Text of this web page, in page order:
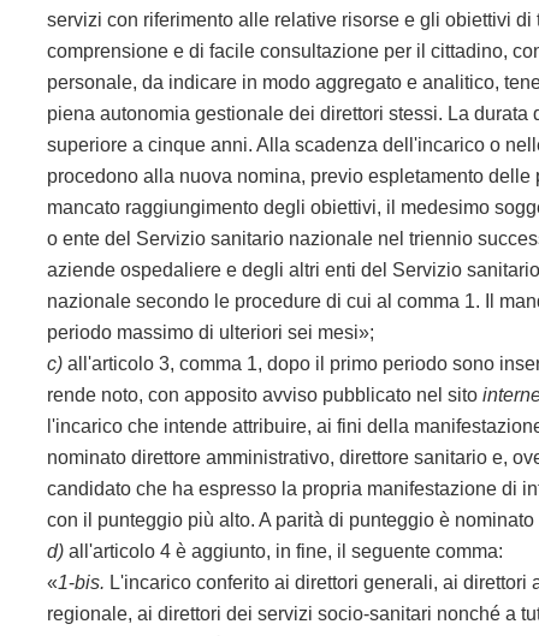
servizi con riferimento alle relative risorse e gli obiettivi
comprensione e di facile consultazione per il cittadino,
personale, da indicare in modo aggregato e analitico,
piena autonomia gestionale dei direttori stessi. La
superiore a cinque anni. Alla scadenza dell'incarico o
procedono alla nuova nomina, previo espletamento
mancato raggiungimento degli obiettivi, il medesimo
o ente del Servizio sanitario nazionale nel triennio
aziende ospedaliere e degli altri enti del Servizio
nazionale secondo le procedure di cui al comma 1. Il
periodo massimo di ulteriori sei mesi»;
c) all'articolo 3, comma 1, dopo il primo periodo sono
rende noto, con apposito avviso pubblicato nel sito
l'incarico che intende attribuire, ai fini della
nominato direttore amministrativo, direttore sanitario e,
candidato che ha espresso la propria manifestazione di
con il punteggio più alto. A parità di punteggio è
d) all'articolo 4 è aggiunto, in fine, il seguente comma:
«1-bis. L'incarico conferito ai direttori generali, ai
regionale, ai direttori dei servizi socio-sanitari nonché a